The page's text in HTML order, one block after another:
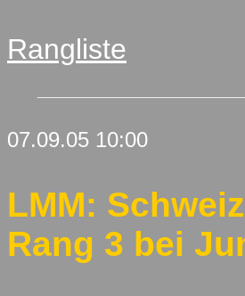
Rangliste
07.09.05 10:00
LMM:
Rang 3 bei